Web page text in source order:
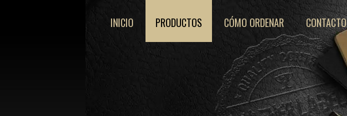
INICIO PRODUCTOS CÓMO ORDENAR CONTACTO